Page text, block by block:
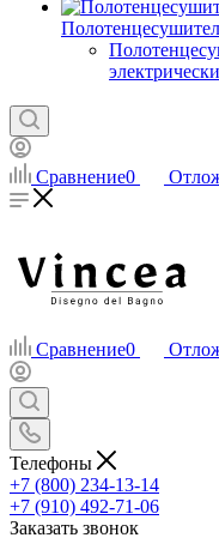
Сравнение0
Сравнение0
Телефоны
+7 (800) 234-13-14
+7 (910) 492-71-06
Заказать звонок